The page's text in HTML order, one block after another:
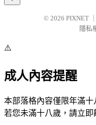
© 2026 PIXNET
隱私
⚠️
成人內容提醒
本部落格內容僅限年滿十
若您未滿十八歲，請立即